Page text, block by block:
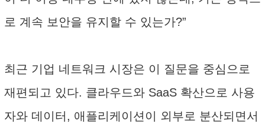
로 계속 보안을 유지할 수 있는가?”
최근 기업 네트워크 시장은 이 질문을 중심으로
재편되고 있다. 클라우드와 SaaS 확산으로 사용
자와 데이터, 애플리케이션이 외부로 분산되면서